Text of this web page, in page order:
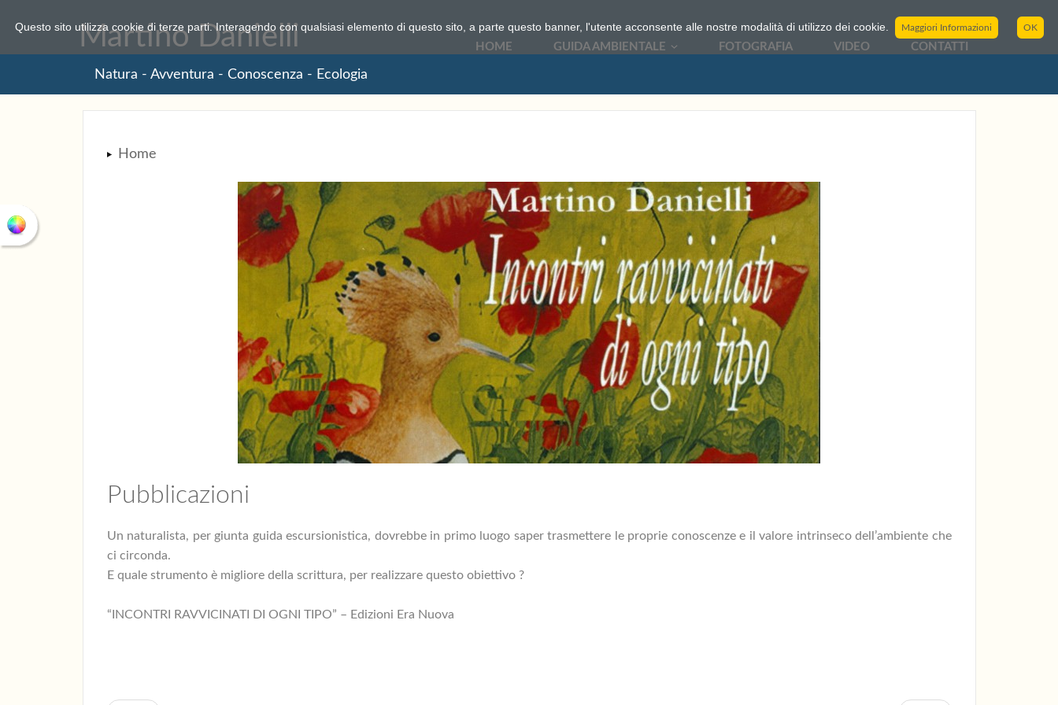
COOKIEMartino Danielli
Natura - Avventura - Conoscenza - Ecologia
HOME GUIDA AMBIENTALE FOTOGRAFIA VIDEO CONTATTI
Home
Pubblicazioni
Un naturalista, per giunta guida escursionistica, dovrebbe in primo luogo saper trasmettere le proprie conoscenze e il valore intrinseco dell’ambiente che
ci circonda.
E quale strumento è migliore della scrittura, per realizzare questo obiettivo ?
“INCONTRI RAVVICINATI DI OGNI TIPO” – Edizioni Era Nuova
Questo sito utilizza cookie di terze parti. Interagendo con qualsiasi elemento di questo sito, a parte questo banner, l'utente acconsente alle nostre modalità di utilizzo dei cookie. Maggiori Informazioni OK